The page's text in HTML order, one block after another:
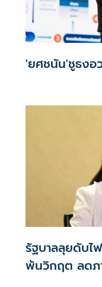
'ยศชนัน'ชูธงอ
รัฐบาลลุยดับไ
พ้นวิกฤต ลดภ